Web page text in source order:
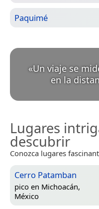
Paquimé
«Un viaje se
en la
Lugares
descubrir
Conozca lugares
Cerro Patamban
pico en Michoacán,
México